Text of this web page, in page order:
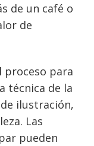
de un café o
de
proceso para
técnica de la
ilustración,
Las
pueden